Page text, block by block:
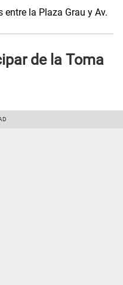
entre la Plaza Grau y Av.
de la Toma